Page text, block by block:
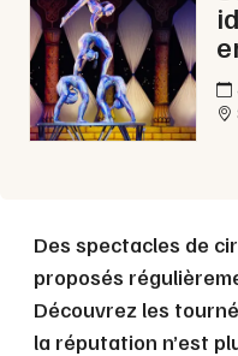
Mon email
Des spectacles de
proposés
Découvrez les
la réputation n’est